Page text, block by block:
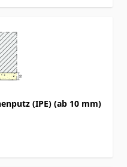
(IPE) (ab 10 mm)